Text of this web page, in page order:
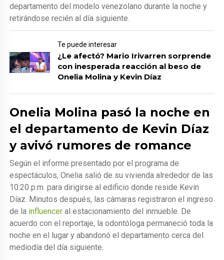
departamento del modelo venezolano durante la noche y
retirándose recién al día siguiente.
Te puede interesar
¿Le afectó? Mario Irivarren sorprende
con inesperada reacción al beso de
Onelia Molina y Kevin Díaz
Onelia Molina pasó la noche en
el departamento de Kevin Díaz
y avivó rumores de romance
Según el informe presentado por el programa de
espectáculos, Onelia salió de su vivienda alrededor de las
10:20 p.m. para dirigirse al edificio donde reside Kevin
Díaz. Minutos después, las cámaras registraron el ingreso
de la influencer al estacionamiento del inmueble. De
acuerdo con el reportaje, la odontóloga permaneció toda la
noche en el lugar y abandonó el departamento cerca del
mediodía del día siguiente.